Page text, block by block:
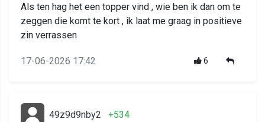
Als ten hag het een topper vind , wie ben ik dan om te
zeggen die komt te kort , ik laat me graag in positieve
zin verrassen
17-06-2026 17:42 6
49z9d9nby2 +534